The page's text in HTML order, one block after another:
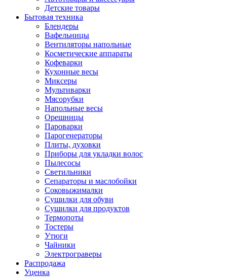
Детские товары
Бытовая техника
Блендеры
Вафельницы
Вентиляторы напольные
Косметические аппараты
Кофеварки
Кухонные весы
Миксеры
Мультиварки
Мясорубки
Напольные весы
Орешницы
Пароварки
Парогенераторы
Плиты, духовки
Приборы для укладки волос
Пылесосы
Светильники
Сепараторы и маслобойки
Соковыжималки
Сушилки для обуви
Сушилки для продуктов
Термопоты
Тостеры
Утюги
Чайники
Электрограверы
Распродажа
Уценка